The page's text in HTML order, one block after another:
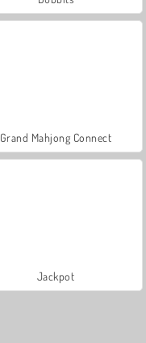
Grand Mahjong Connect
Jackpot